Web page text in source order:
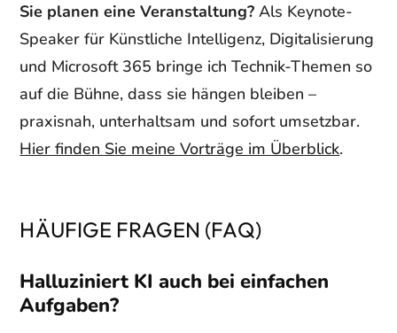
Sie planen eine Veranstaltung? Als Keynote-
Speaker für Künstliche Intelligenz, Digitalisierung
und Microsoft 365 bringe ich Technik-Themen so
auf die Bühne, dass sie hängen bleiben –
praxisnah, unterhaltsam und sofort umsetzbar.
Hier finden Sie meine Vorträge im Überblick.
HÄUFIGE FRAGEN (FAQ)
Halluziniert KI auch bei einfachen
Aufgaben?